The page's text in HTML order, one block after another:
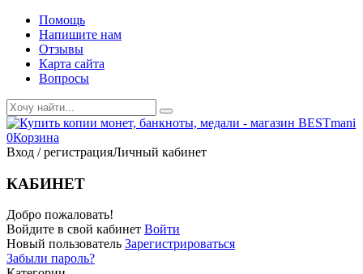
Помощь
Напишите нам
Отзывы
Карта сайта
Вопросы
0Корзина
Вход / регистрацияЛичный кабинет
КАБИНЕТ
Добро пожаловать!
Войдите в свой кабинет Войти
Новый пользователь Зарегистрироваться
Забыли пароль?